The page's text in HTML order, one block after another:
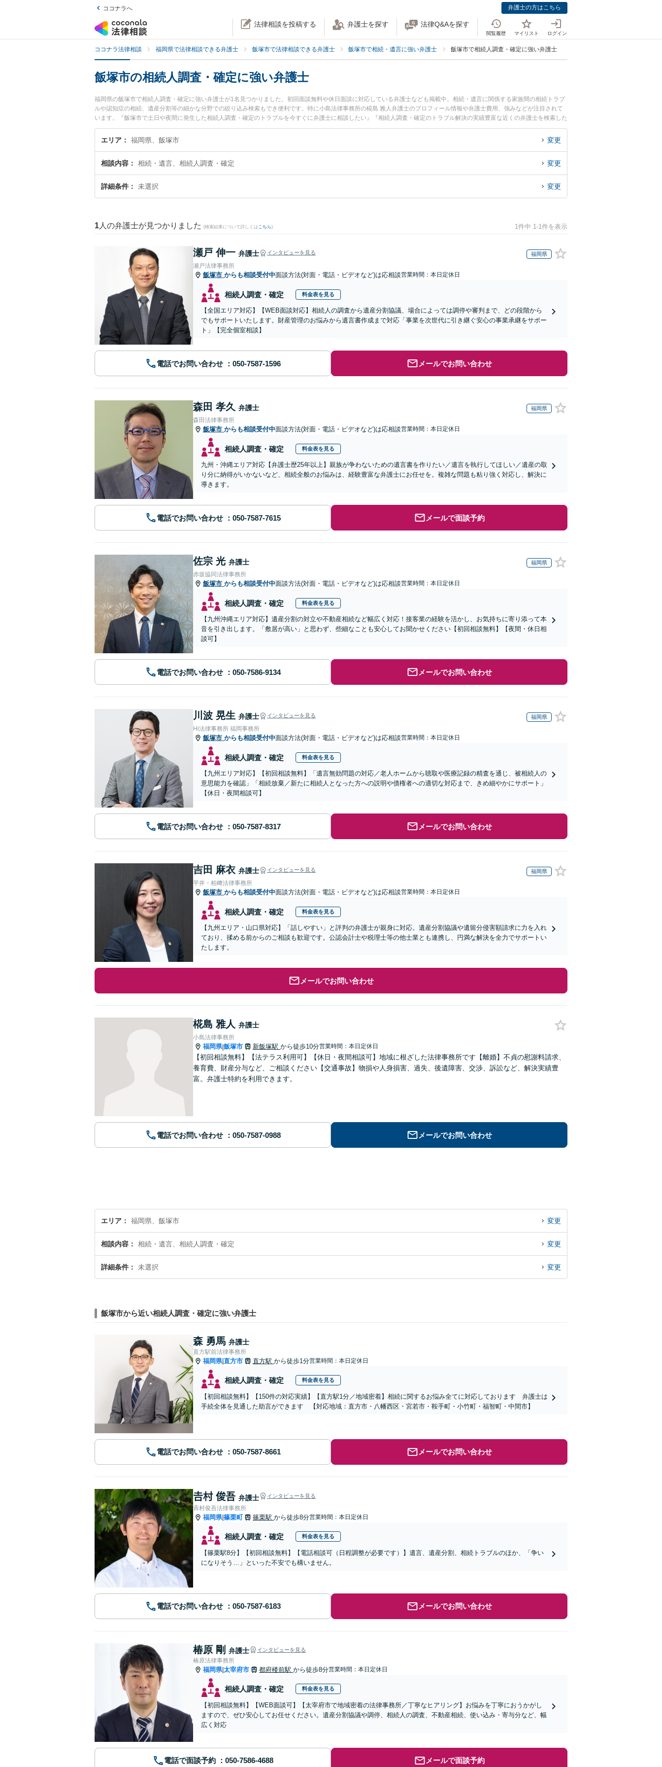
ココナラへ 弁護士の方はこちら
法律相談を投稿する 弁護士を探す 法律Q&Aを探す
閲覧履歴 マイリスト ログイン
ココナラ法律相談 福岡県で法律相談できる弁護士 飯塚市で法律相談できる弁護士 飯塚市で相続・遺言に強い弁護士 飯塚市で相続人調査・確定に強い弁護士
飯塚市の相続人調査・確定に強い弁護士
福岡県の飯塚市で相続人調査・確定に強い弁護士が1名見つかりました。初回面談無料や休日面談に対応している弁護士なども掲載中。相続・遺言に関係する家族間の相続トラブ
ルや認知症の相続、遺産分割等の細かな分野での絞り込み検索もでき便利です。特に小島法律事務所の椛島 雅人弁護士のプロフィール情報や弁護士費用、強みなどが注目されて
います。『飯塚市で土日や夜間に発生した相続人調査・確定のトラブルを今すぐに弁護士に相談したい』『相続人調査・確定のトラブル解決の実績豊富な近くの弁護士を検索した
い』『初回相談無料で相続人調査・確定を法律相談できる飯塚市内の弁護士に相談予約したい』などでお困りの相談者さんにおすすめです。
エリア 福岡県、飯塚市 変更
相談内容 相続・遺言、相続人調査・確定 変更
詳細条件 未選択 変更
1 人の弁護士が見つかりました (検索結果について詳しくは こちら) 1件中 1-1件を表示
瀬戸 伸一 弁護士 インタビューを見る 福岡県
瀬戸法律事務所
飯塚市 からも相談受付中面談方法(対面・電話・ビデオなど)は応相談営業時間：本日定休日
相続人調査・確定 料金表を見る
【全国エリア対応】【WEB面談対応】相続人の調査から遺産分割協議、場合によっては調停や審判まで、どの段階から
でもサポートいたします。財産管理のお悩みから遺言書作成まで対応「事業を次世代に引き継ぐ安心の事業承継をサポー
ト」【完全個室相談】
電話でお問い合わせ メールでお問い合わせ
森田 孝久 弁護士 福岡県
森田法律事務所
飯塚市 からも相談受付中面談方法(対面・電話・ビデオなど)は応相談営業時間：本日定休日
相続人調査・確定 料金表を見る
九州・沖縄エリア対応【弁護士歴25年以上】親族が争わないための遺言書を作りたい／遺言を執行してほしい／遺産の取
り分に納得がいかないなど、相続全般のお悩みは、経験豊富な弁護士にお任せを。複雑な問題も粘り強く対応し、解決に
導きます。
電話でお問い合わせ メールで面談予約
佐宗 光 弁護士 福岡県
赤坂協同法律事務所
飯塚市 からも相談受付中面談方法(対面・電話・ビデオなど)は応相談営業時間：本日定休日
相続人調査・確定 料金表を見る
【九州沖縄エリア対応】遺産分割の対立や不動産相続など幅広く対応！接客業の経験を活かし、お気持ちに寄り添って本
音を引き出します。「敷居が高い」と思わず、些細なことも安心してお聞かせください【初回相談無料】【夜間・休日相
談可】
電話でお問い合わせ メールでお問い合わせ
川波 晃生 弁護士 インタビューを見る 福岡県
Hi法律事務所 福岡事務所
飯塚市 からも相談受付中面談方法(対面・電話・ビデオなど)は応相談営業時間：本日定休日
相続人調査・確定 料金表を見る
【九州エリア対応】【初回相談無料】「遺言無効問題の対応／老人ホームから聴取や医療記録の精査を通じ、被相続人の
意思能力を確認」「相続放棄／新たに相続人となった方への説明や債権者への適切な対応まで、きめ細やかにサポート」
【休日・夜間相談可】
電話でお問い合わせ メールでお問い合わせ
吉田 麻衣 弁護士 インタビューを見る 福岡県
平井・柏﨑法律事務所
飯塚市 からも相談受付中面談方法(対面・電話・ビデオなど)は応相談営業時間：本日定休日
相続人調査・確定 料金表を見る
【九州エリア・山口県対応】「話しやすい」と評判の弁護士が親身に対応。遺産分割協議や遺留分侵害額請求に力を入れ
ており、揉める前からのご相談も歓迎です。公認会計士や税理士等の他士業とも連携し、円満な解決を全力でサポートい
たします。
メールでお問い合わせ
椛島 雅人 弁護士
小島法律事務所
福岡県|飯塚市 新飯塚駅 から徒歩10分営業時間：本日定休日
【初回相談無料】【法テラス利用可】【休日・夜間相談可】地域に根ざした法律事務所です【離婚】不貞の慰謝料請求、
養育費、財産分与など、ご相談ください【交通事故】物損や人身損害、過失、後遺障害、交渉、訴訟など、解決実績豊
富。弁護士特約を利用できます。
電話でお問い合わせ メールでお問い合わせ
エリア 福岡県、飯塚市 変更
相談内容 相続・遺言、相続人調査・確定 変更
詳細条件 未選択 変更
飯塚市から近い相続人調査・確定に強い弁護士
森 勇馬 弁護士
直方駅前法律事務所
福岡県|直方市 直方駅 から徒歩1分営業時間：本日定休日
相続人調査・確定 料金表を見る
【初回相談無料】【150件の対応実績】【直方駅1分／地域密着】相続に関するお悩み全てに対応しております 弁護士は
手続全体を見通した助言ができます 【対応地域：直方市・八幡西区・宮若市・鞍手町・小竹町・福智町・中間市】
電話でお問い合わせ メールでお問い合わせ
𠮷村 俊吾 弁護士 インタビューを見る
𠮷村俊吾法律事務所
福岡県|篠栗町 篠栗駅 から徒歩8分営業時間：本日定休日
相続人調査・確定 料金表を見る
【篠栗駅8分】【初回相談無料】【電話相談可（日程調整が必要です）】遺言、遺産分割、相続トラブルのほか、「争い
になりそう…」といった不安でも構いません。
電話でお問い合わせ メールでお問い合わせ
椿原 剛 弁護士 インタビューを見る
椿原法律事務所
福岡県|太宰府市 都府楼前駅 から徒歩8分営業時間：本日定休日
相続人調査・確定 料金表を見る
【初回相談無料】【WEB面談可】【太宰府市で地域密着の法律事務所／丁寧なヒアリング】お悩みを丁寧におうかがし
ますので、ぜひ安心してお任せください。遺産分割協議や調停、相続人の調査、不動産相続、使い込み・寄与分など、幅
広く対応
電話で面談予約 メールで面談予約